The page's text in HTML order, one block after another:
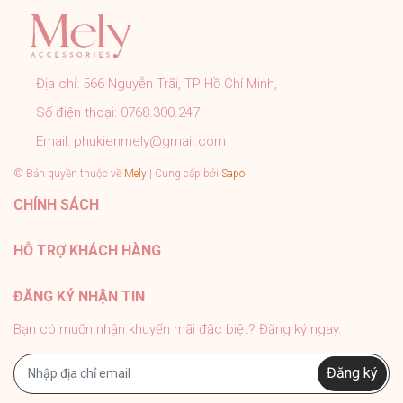
➤ Sản phẩm đúng với mô tả, hình ảnh shop đăng.
➤ Đơn hàng được kiểm tra, đóng gói cẩn thận đúng quy
trình trước khi gửi.
➤ Tất cả sản phẩm của Mely đều có chính sách bảo
➤ Tư vấn nhiệt tình 24/7, hỗ trợ khách tận tình sau bán
hàng.
#phukien #mely #titan #trangsuc
Địa chỉ: 566 Nguyễn Trãi, TP Hồ Chí Minh,
Số điện thoại: 0768.300.247
Email: phukienmely@gmail.com
© Bản quyền thuộc về Mely | Cung cấp bởi Sapo
CHÍNH SÁCH
HỖ TRỢ KHÁCH HÀNG
ĐĂNG KÝ NHẬN TIN
Bạn có muốn nhận khuyến mãi đặc biệt? Đăng ký ngay.
Đăng ký